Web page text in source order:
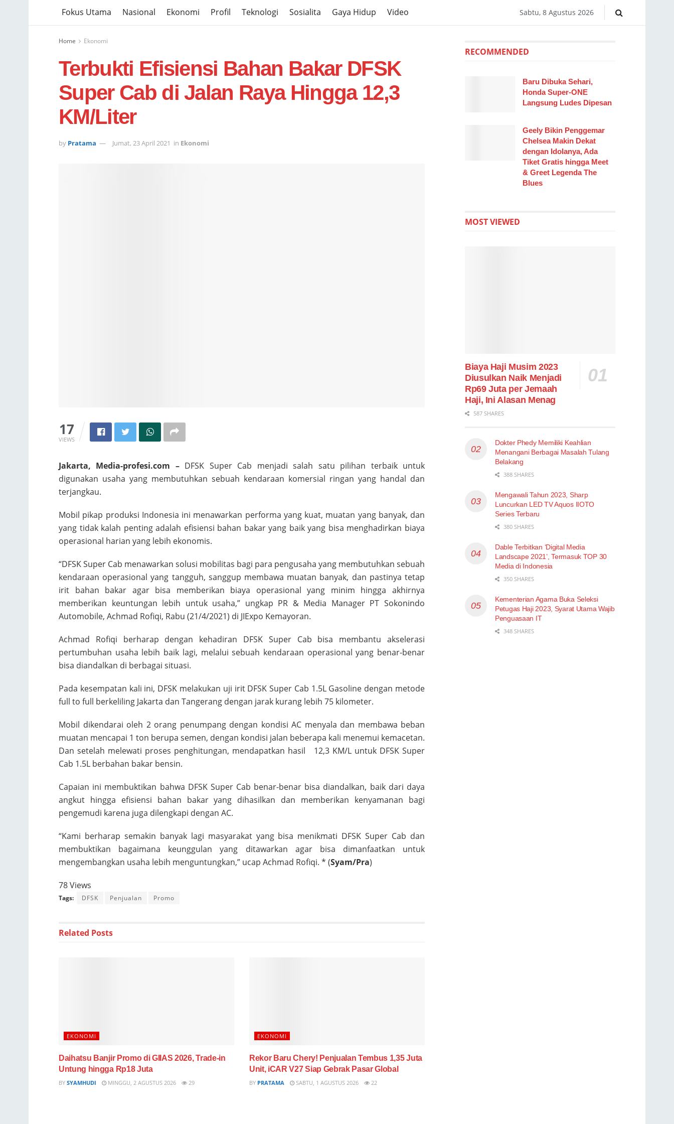
Fokus Utama Nasional Ekonomi Profil Teknologi Sosialita Gaya Hidup Video Sabtu, 8 Agustus 2026
Home Ekonomi
Terbukti Efisiensi Bahan Bakar DFSK
Super Cab di Jalan Raya Hingga 12,3
KM/Liter
by Pratama Jumat, 23 April 2021 in Ekonomi
17
VIEWS
Jakarta, Media-profesi.com – DFSK Super Cab menjadi salah satu pilihan terbaik untuk
digunakan usaha yang membutuhkan sebuah kendaraan komersial ringan yang handal dan
terjangkau.
Mobil pikap produksi Indonesia ini menawarkan performa yang kuat, muatan yang banyak, dan
yang tidak kalah penting adalah efisiensi bahan bakar yang baik yang bisa menghadirkan biaya
operasional harian yang lebih ekonomis.
“DFSK Super Cab menawarkan solusi mobilitas bagi para pengusaha yang membutuhkan sebuah
kendaraan operasional yang tangguh, sanggup membawa muatan banyak, dan pastinya tetap
irit bahan bakar agar bisa memberikan biaya operasional yang minim hingga akhirnya
memberikan keuntungan lebih untuk usaha,” ungkap PR & Media Manager PT Sokonindo
Automobile, Achmad Rofiqi, Rabu (21/4/2021) di JIExpo Kemayoran.
Achmad Rofiqi berharap dengan kehadiran DFSK Super Cab bisa membantu akselerasi
pertumbuhan usaha lebih baik lagi, melalui sebuah kendaraan operasional yang benar-benar
bisa diandalkan di berbagai situasi.
Pada kesempatan kali ini, DFSK melakukan uji irit DFSK Super Cab 1.5L Gasoline dengan metode
full to full berkeliling Jakarta dan Tangerang dengan jarak kurang lebih 75 kilometer.
Mobil dikendarai oleh 2 orang penumpang dengan kondisi AC menyala dan membawa beban
muatan mencapai 1 ton berupa semen, dengan kondisi jalan beberapa kali menemui kemacetan.
Dan setelah melewati proses penghitungan, mendapatkan hasil 12,3 KM/L untuk DFSK Super
Cab 1.5L berbahan bakar bensin.
Capaian ini membuktikan bahwa DFSK Super Cab benar-benar bisa diandalkan, baik dari daya
angkut hingga efisiensi bahan bakar yang dihasilkan dan memberikan kenyamanan bagi
pengemudi karena juga dilengkapi dengan AC.
“Kami berharap semakin banyak lagi masyarakat yang bisa menikmati DFSK Super Cab dan
membuktikan bagaimana keunggulan yang ditawarkan agar bisa dimanfaatkan untuk
mengembangkan usaha lebih menguntungkan,” ucap Achmad Rofiqi. * (Syam/Pra)
78 Views
Tags: DFSK Penjualan Promo
Related Posts
EKONOMI
Daihatsu Banjir Promo di GIIAS 2026, Trade-in
Untung hingga Rp18 Juta
BY SYAMHUDI MINGGU, 2 AGUSTUS 2026 29
EKONOMI
Rekor Baru Chery! Penjualan Tembus 1,35 Juta
Unit, iCAR V27 Siap Gebrak Pasar Global
BY PRATAMA SABTU, 1 AGUSTUS 2026 22
RECOMMENDED
Baru Dibuka Sehari,
Honda Super-ONE
Langsung Ludes Dipesan
Geely Bikin Penggemar
Chelsea Makin Dekat
dengan Idolanya, Ada
Tiket Gratis hingga Meet
& Greet Legenda The
Blues
MOST VIEWED
Biaya Haji Musim 2023
Diusulkan Naik Menjadi
Rp69 Juta per Jemaah
Haji, Ini Alasan Menag
587 SHARES
Dokter Phedy Memiliki Keahlian
Menangani Berbagai Masalah Tulang
Belakang
388 SHARES
Mengawali Tahun 2023, Sharp
Luncurkan LED TV Aquos IIOTO
Series Terbaru
380 SHARES
Dable Terbitkan ‘Digital Media
Landscape 2021’, Termasuk TOP 30
Media di Indonesia
350 SHARES
Kementerian Agama Buka Seleksi
Petugas Haji 2023, Syarat Utama Wajib
Penguasaan IT
348 SHARES